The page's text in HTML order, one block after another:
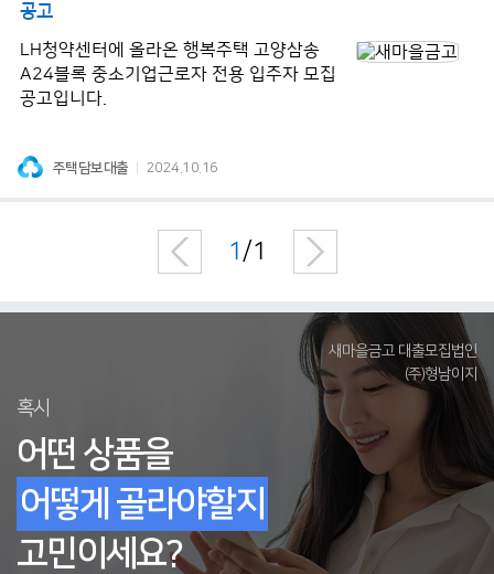
공고
LH청약센터에 올라온 행복주택 고양삼송
A24블록 중소기업근로자 전용 입주자 모집
공고입니다.
주택담보대출 2024.10.16
1 /1
새마을금고 대출모집법인
(주)형남이지
혹시
어떤 상품을
어떻게 골라야할지
고민이세요?